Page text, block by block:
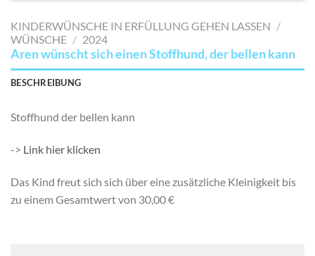
SETZEN
KINDERWÜNSCHE IN ERFÜLLUNG GEHEN LASSEN /
WÜNSCHE / 2024
Aren wünscht sich einen Stoffhund, der bellen kann
BESCHREIBUNG
Stoffhund der bellen kann
-> Link hier klicken
Das Kind freut sich sich über eine zusätzliche Kleinigkeit bis
zu einem Gesamtwert von 30,00 €